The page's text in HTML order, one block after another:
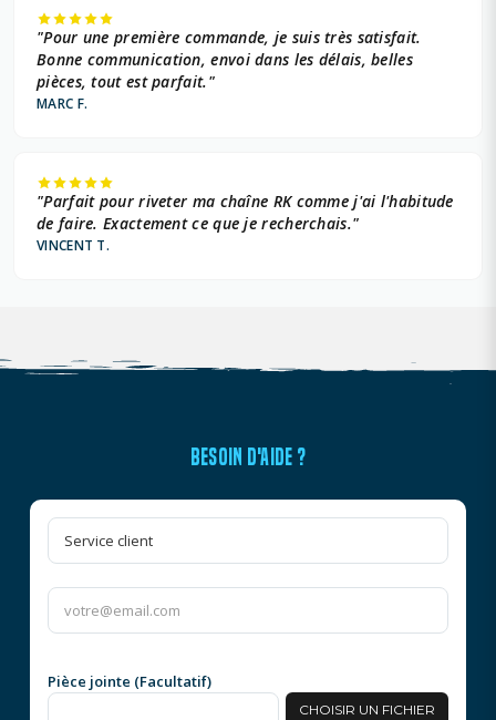
"Pour une première commande, je suis très satisfait.
Bonne communication, envoi dans les délais, belles
pièces, tout est parfait."
MARC F.
"Parfait pour riveter ma chaîne RK comme j'ai l'habitude
de faire. Exactement ce que je recherchais."
VINCENT T.
BESOIN D'AIDE ?
Pièce jointe (Facultatif)
CHOISIR UN FICHIER